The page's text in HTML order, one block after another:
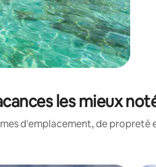
les mieux
d'emplacement, de propreté